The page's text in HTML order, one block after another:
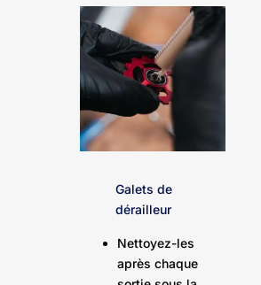
Galets de
dérailleur
Nettoyez-les
après chaque